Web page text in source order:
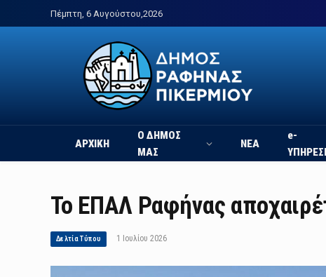
Πέμπτη, 6 Αυγούστου,2026
ΑΡΧΙΚΗ
Ο ΔΗΜΟΣ
ΜΑΣ
ΝΕΑ
e-
Το ΕΠΑΛ Ραφήνας
Δελτία Τύπου 1 Ιουλίου 2026